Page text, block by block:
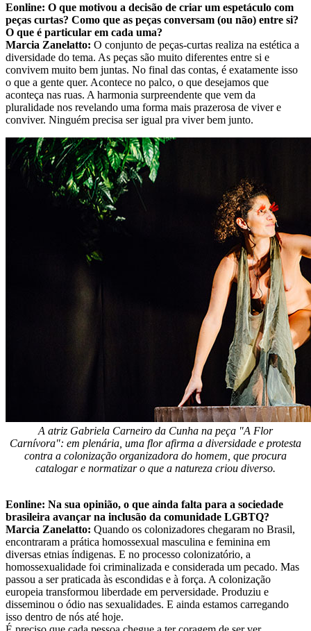
Eonline: O que motivou a decisão de criar um espetáculo com
peças curtas? Como que as peças conversam (ou não) entre si?
O que é particular em cada uma?
Marcia Zanelatto: O conjunto de peças-curtas realiza na estética a
diversidade do tema. As peças são muito diferentes entre si e
convivem muito bem juntas. No final das contas, é exatamente isso
o que a gente quer. Acontece no palco, o que desejamos que
aconteça nas ruas. A harmonia surpreendente que vem da
pluralidade nos revelando uma forma mais prazerosa de viver e
conviver. Ninguém precisa ser igual pra viver bem junto.
A atriz Gabriela Carneiro da Cunha na peça "A Flor
Carnívora": em plenária, uma flor afirma a diversidade e protesta
contra a colonização organizadora do homem, que procura
catalogar e normatizar o que a natureza criou diverso.
Eonline: Na sua opinião, o que ainda falta para a sociedade
brasileira avançar na inclusão da comunidade LGBTQ?
Marcia Zanelatto: Quando os colonizadores chegaram no Brasil,
encontraram a prática homossexual masculina e feminina em
diversas etnias índigenas. E no processo colonizatório, a
homossexualidade foi criminalizada e considerada um pecado. Mas
passou a ser praticada às escondidas e à força. A colonização
europeia transformou liberdade em perversidade. Produziu e
disseminou o ódio nas sexualidades. E ainda estamos carregando
isso dentro de nós até hoje.